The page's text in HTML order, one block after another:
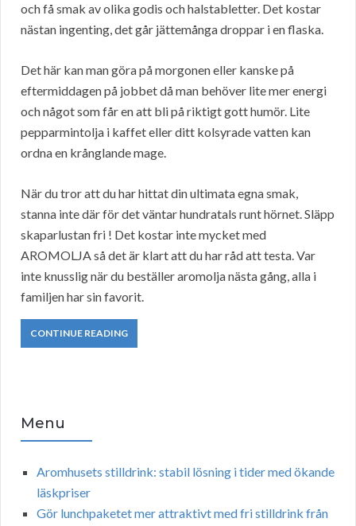
och få smak av olika godis och halstabletter. Det kostar
nästan ingenting, det går jättemånga droppar i en flaska.
Det här kan man göra på morgonen eller kanske på
eftermiddagen på jobbet då man behöver lite mer energi
och något som får en att bli på riktigt gott humör. Lite
pepparmintolja i kaffet eller ditt kolsyrade vatten kan
ordna en krånglande mage.
När du tror att du har hittat din ultimata egna smak,
stanna inte där för det väntar hundratals runt hörnet. Släpp
skaparlustan fri ! Det kostar inte mycket med
AROMOLJA så det är klart att du har råd att testa. Var
inte knusslig när du beställer aromolja nästa gång, alla i
familjen har sin favorit.
CONTINUE READING
Menu
Aromhusets stilldrink: stabil lösning i tider med ökande
läskpriser
Gör lunchpaketet mer attraktivt med fri stilldrink från